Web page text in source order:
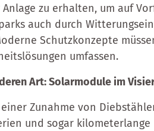
zu erhalten, um auf
auch durch
Schutzkonzepte
umfassen.
Art: Solarmodule im
Zunahme von
und sogar